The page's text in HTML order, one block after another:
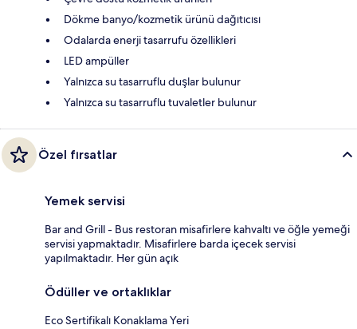
Dökme banyo/kozmetik ürünü dağıtıcısı
Odalarda enerji tasarrufu özellikleri
LED ampüller
Yalnızca su tasarruflu duşlar bulunur
Yalnızca su tasarruflu tuvaletler bulunur
Özel fırsatlar
Yemek servisi
Bar and Grill - Bus restoran misafirlere kahvaltı ve öğle yemeği
servisi yapmaktadır. Misafirlere barda içecek servisi
yapılmaktadır. Her gün açık
Ödüller ve ortaklıklar
Eco Sertifikalı Konaklama Yeri